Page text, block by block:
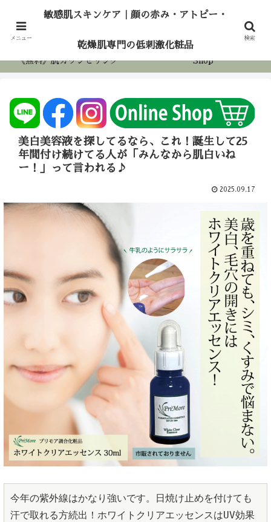
肌専門の低刺激化粧品
《無料》肌カウンセリング Shop
美白美容液を探してるなら、これ！誕生して25
年間付け続けてる人が「みんなから肌白いね
ー！」って言われる♪
2025.09.17
今年の紫外線はかなり強いです。日焼け止めを付けても
汗で取れる方続出！ホワイトクリアエッセンスはUV効果
メニュー
敏感肌スキンケア｜顔の赤み・アトピー・
乾燥肌専門の低刺激化粧品
検索